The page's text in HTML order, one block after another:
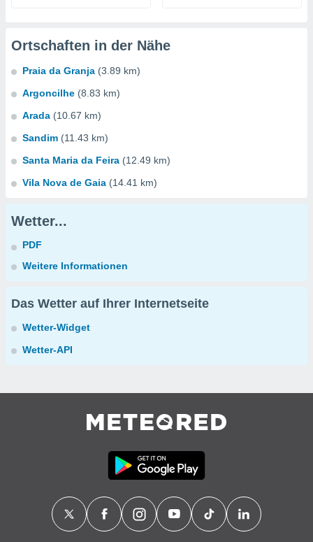
Ortschaften in der Nähe
Praia da Granja (3.89 km)
Argoncilhe (8.83 km)
Arada (10.67 km)
Sandim (11.43 km)
Santa Maria da Feira (12.49 km)
Vila Nova de Gaia (14.41 km)
Wetter...
PDF
Weitere Informationen
Das Wetter auf Ihrer Internetseite
Wetter-Widget
Wetter-API